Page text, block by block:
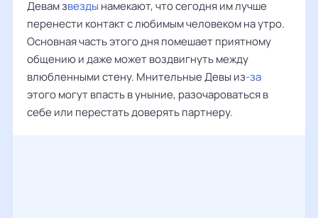
Девам звезды намекают, что сегодня им лучше
перенести контакт с любимым человеком на утро.
Основная часть этого дня помешает приятному
общению и даже может воздвигнуть между
влюбленными стену. Мнительные Девы из-за
этого могут впасть в уныние, разочароваться в
себе или перестать доверять партнеру.